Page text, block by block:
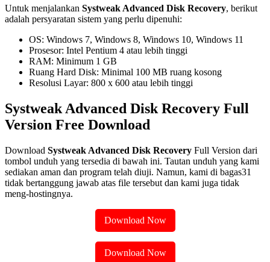
Untuk menjalankan Systweak Advanced Disk Recovery, berikut
adalah persyaratan sistem yang perlu dipenuhi:
OS: Windows 7, Windows 8, Windows 10, Windows 11
Prosesor: Intel Pentium 4 atau lebih tinggi
RAM: Minimum 1 GB
Ruang Hard Disk: Minimal 100 MB ruang kosong
Resolusi Layar: 800 x 600 atau lebih tinggi
Systweak Advanced Disk Recovery Full
Version Free Download
Download Systweak Advanced Disk Recovery Full Version dari
tombol unduh yang tersedia di bawah ini. Tautan unduh yang kami
sediakan aman dan program telah diuji. Namun, kami di bagas31
tidak bertanggung jawab atas file tersebut dan kami juga tidak
meng-hostingnya.
Download Now
Download Now